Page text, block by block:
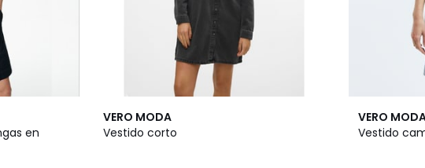
en
VERO MODA
Vestido corto
5
/
VERO
Vestido
5
/
2
Colores